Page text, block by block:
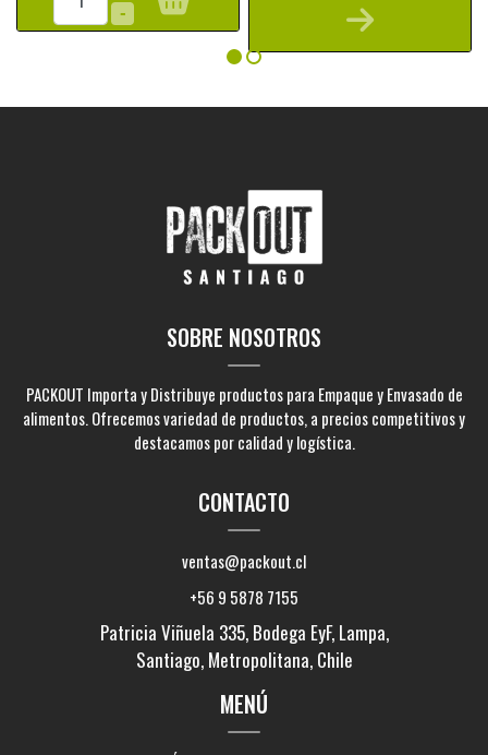
-
SOBRE NOSOTROS
PACKOUT Importa y Distribuye productos para Empaque y Envasado de
alimentos. Ofrecemos variedad de productos, a precios competitivos y
destacamos por calidad y logística.
CONTACTO
ventas@packout.cl
+56 9 5878 7155
Patricia Viñuela 335, Bodega EyF, Lampa,
Santiago, Metropolitana, Chile
MENÚ